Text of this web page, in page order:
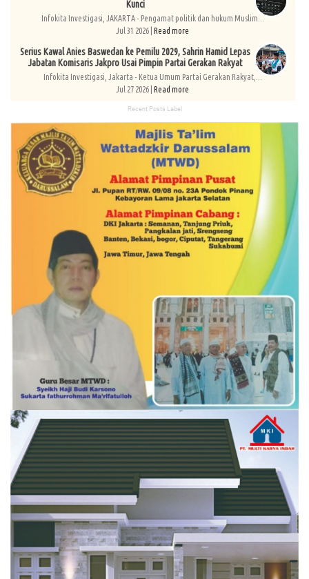
Kunci
Infokita Investigasi, JAKARTA - Pengamat politik dan hukum Muslim...
Jul 31 2026 | Read more
Serius Kawal Anies Baswedan ke Pemilu 2029, Sahrin Hamid Lepas
Jabatan Komisaris Jakpro Usai Pimpin Partai Gerakan Rakyat
Infokita Investigasi, Jakarta - Ketua Umum Partai Gerakan Rakyat,...
Jul 27 2026 | Read more
Recent Posts Label